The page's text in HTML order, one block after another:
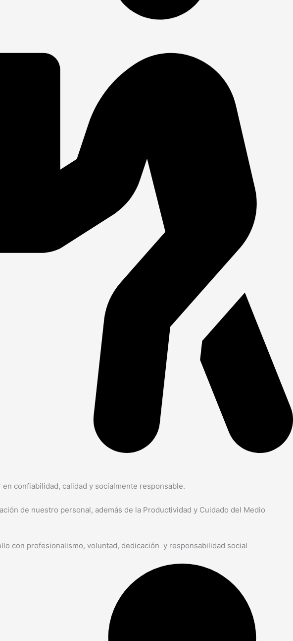
confiabilidad, calidad y socialmente responsable.
de nuestro personal, además de la Productividad y Cuidado del Medio
con profesionalismo, voluntad, dedicación y responsabilidad social